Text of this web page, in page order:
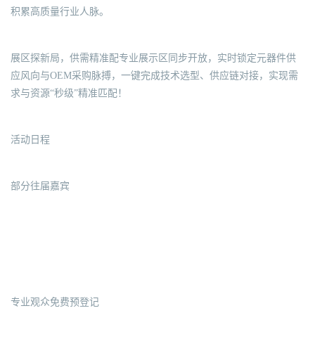
积累高质量行业人脉。
展区探新局，供需精准配专业展示区同步开放，实时锁定元器件供
应风向与OEM采购脉搏，一键完成技术选型、供应链对接，实现需
求与资源“秒级”精准匹配！
活动日程
部分往届嘉宾
专业观众免费预登记